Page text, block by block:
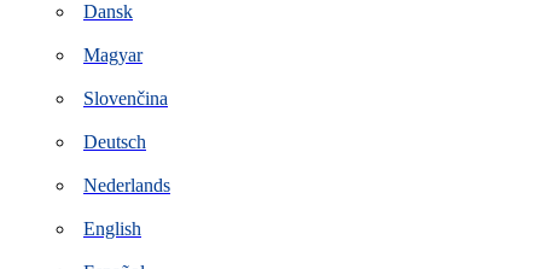
Dansk
Magyar
Slovenčina
Deutsch
Nederlands
English